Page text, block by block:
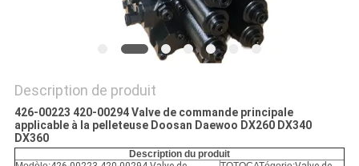
SITE
POLITIQUE
Description de produit
426-00223 420-00294 Valve de commande principale
applicable à la pelleteuse Doosan Daewoo DX260 DX340
DX360
Description du produit